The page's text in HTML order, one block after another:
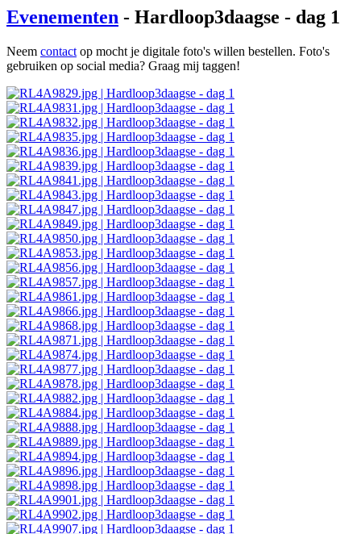
Evenementen - Hardloop3daagse - dag 1
Neem contact op mocht je digitale foto's willen bestellen. Foto's
gebruiken op social media? Graag mij taggen!